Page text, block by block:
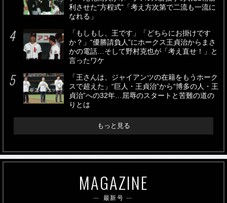
利させた“方程式”「考え方次第で二流も一流に
なれる」
「もしもし、王です」「どちらにお掛けです
か？」“優勝請負人”にホークス王貞治からまさ
かの電話…そして野村克也が「考え直せ！」と
言ったワケ
「王さんは、ジャイアンツの在籍をもうホーク
スで超えた」“巨人・王貞治”から“博多の人・王
貞治”への32年…屈辱のスタートと苦難の道の
りとは
もっと見る
MAGAZINE
最新号